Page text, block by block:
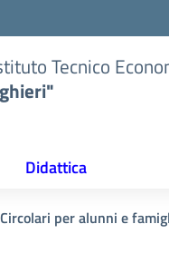
Tecnico
Didattica
Circolari per alunni e